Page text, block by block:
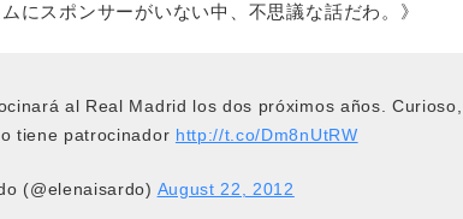
にスポンサーがいない中、不思議な話だわ。》
al Real Madrid los dos próximos años.
tiene patrocinador http://t.co/Dm8nUtRW
(@elenaisardo) August 22, 2012